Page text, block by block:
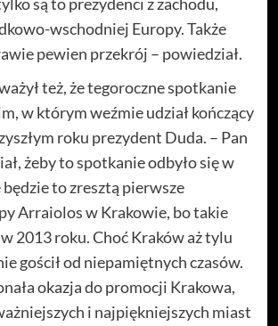
są to prezydenci z zachodu,
wschodniej Europy. Także
pewien przekrój – powiedział.
też, że tegoroczne spotkanie
w którym weźmie udział kończący
roku prezydent Duda. – Pan
żeby to spotkanie odbyło się w
to zresztą pierwsze
Arraiolos w Krakowie, bo takie
2013 roku. Choć Kraków aż tylu
gościł od niepamiętnych czasów.
okazja do promocji Krakowa,
i najpiękniejszych miast